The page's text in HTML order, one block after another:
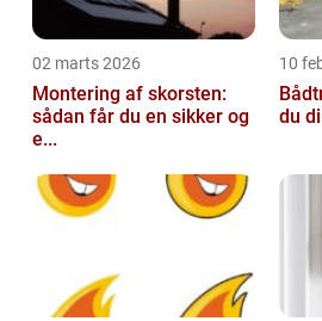
02 marts 2026
Montering af skorsten:
sådan får du en sikker og
e...
10
du